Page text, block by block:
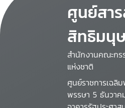
ศูนย์สา
สิทธิมนุ
สำนักงานคณะก
แห่งชาติ
ศูนย์ราชการเฉลิ
พรรษา 5 ธันวาค